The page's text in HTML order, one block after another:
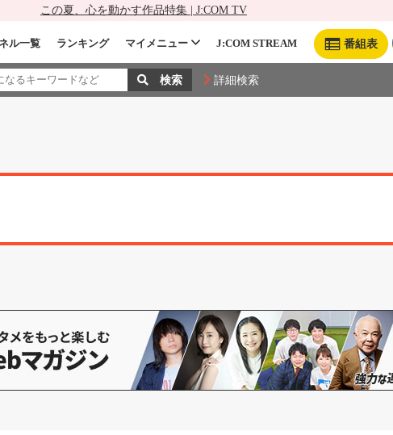
この夏、心を動かす作品特集 | J:COM TV
番組表
ル一覧 ランキング マイメニュー J:COM STREAM
詳細検索